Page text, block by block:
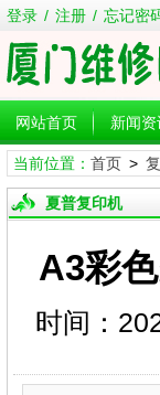
登录 / 注册 / 忘记密
网站首页 新闻资
当前位置： 首页>
夏普复印机
A3彩
时间：